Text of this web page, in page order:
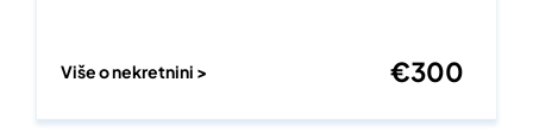
Više o nekretnini > €300